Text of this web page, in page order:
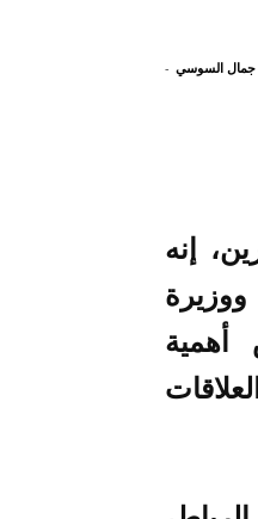
جمال السوسي -
إنه
أهمية